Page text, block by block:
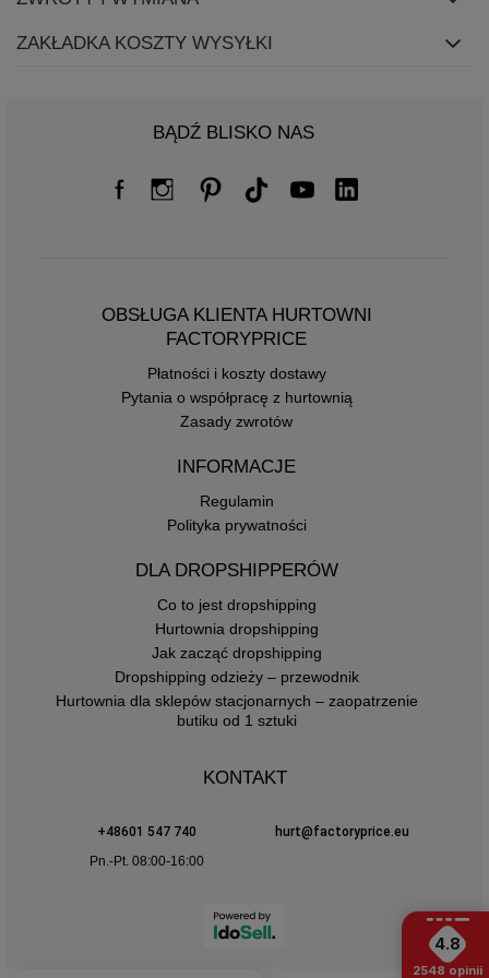
ZAKŁADKA KOSZTY WYSYŁKI
BĄDŹ BLISKO NAS
OBSŁUGA KLIENTA HURTOWNI
FACTORYPRICE
Płatności i koszty dostawy
Pytania o współpracę z hurtownią
Zasady zwrotów
INFORMACJE
Regulamin
Polityka prywatności
DLA DROPSHIPPERÓW
Co to jest dropshipping
Hurtownia dropshipping
Jak zacząć dropshipping
Dropshipping odzieży – przewodnik
Hurtownia dla sklepów stacjonarnych – zaopatrzenie
butiku od 1 sztuki
KONTAKT
+48601 547 740
hurt@factoryprice.eu
Pn.-Pt. 08:00-16:00
4.8
2548 opinii